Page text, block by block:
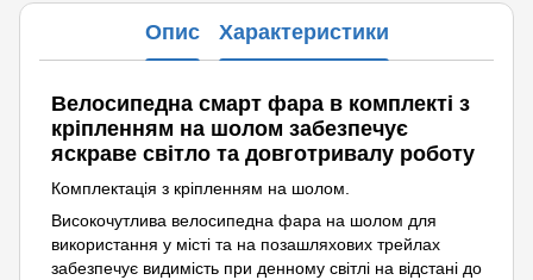
Опис Характеристики
Велосипедна смарт фара в комплекті з
кріпленням на шолом забезпечує
яскраве світло та довготривалу роботу
Комплектація з кріпленням на шолом.
Високочутлива велосипедна фара на шолом для
використання у місті та на позашляхових трейлах
забезпечує видимість при денному світлі на відстані до